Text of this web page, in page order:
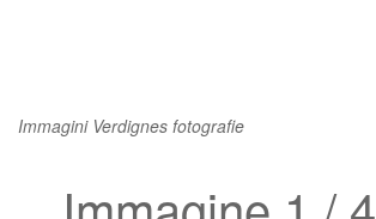
Immagini Verdignes fotografie